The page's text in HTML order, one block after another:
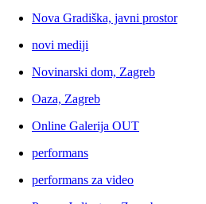
Nova Gradiška, javni prostor
novi mediji
Novinarski dom, Zagreb
Oaza, Zagreb
Online Galerija OUT
performans
performans za video